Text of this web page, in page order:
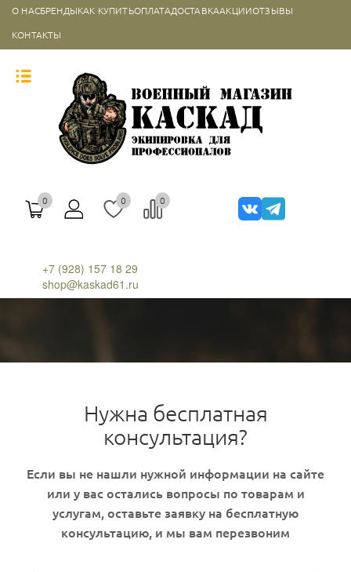
О НАСБРЕНДЫКАК КУПИТЬОПЛАТАДОСТАВКААКЦИИОТЗЫВЫ
КОНТАКТЫ
0 0 0
+7 (928) 157 18 29
shop@kaskad61.ru
Нужна бесплатная
консультация?